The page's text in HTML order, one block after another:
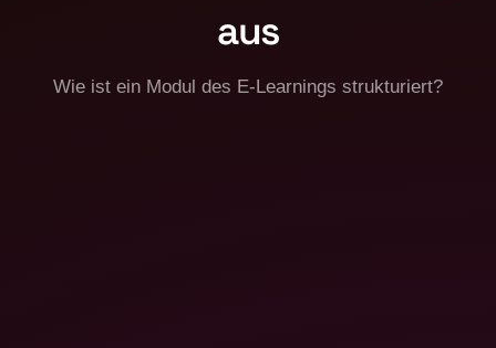
aus
Wie ist ein Modul des E-Learnings strukturiert?